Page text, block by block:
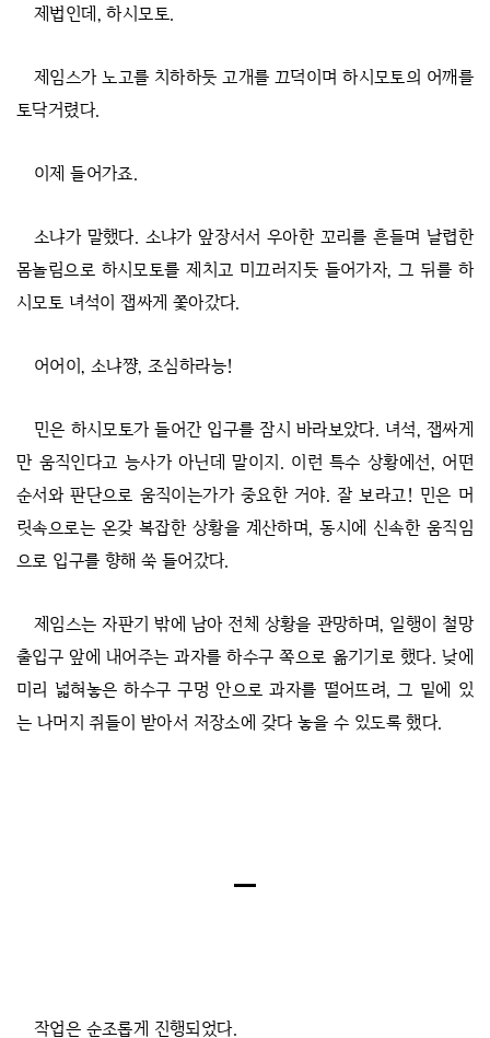
제법인데, 하시모토.
제임스가 노고를 치하하듯 고개를 끄덕이며 하시모토의 어깨를
토닥거렸다.
이제 들어가죠.
소냐가 말했다. 소냐가 앞장서서 우아한 꼬리를 흔들며 날렵한
몸놀림으로 하시모토를 제치고 미끄러지듯 들어가자, 그 뒤를 하
시모토 녀석이 잽싸게 쫓아갔다.
어어이, 소냐쨩, 조심하라능!
민은 하시모토가 들어간 입구를 잠시 바라보았다. 녀석, 잽싸게
만 움직인다고 능사가 아닌데 말이지. 이런 특수 상황에선, 어떤
순서와 판단으로 움직이는가가 중요한 거야. 잘 보라고! 민은 머
릿속으로는 온갖 복잡한 상황을 계산하며, 동시에 신속한 움직임
으로 입구를 향해 쑥 들어갔다.
제임스는 자판기 밖에 남아 전체 상황을 관망하며, 일행이 철망
출입구 앞에 내어주는 과자를 하수구 쪽으로 옮기기로 했다. 낮에
미리 넓혀놓은 하수구 구멍 안으로 과자를 떨어뜨려, 그 밑에 있
는 나머지 쥐들이 받아서 저장소에 갖다 놓을 수 있도록 했다.
작업은 순조롭게 진행되었다.